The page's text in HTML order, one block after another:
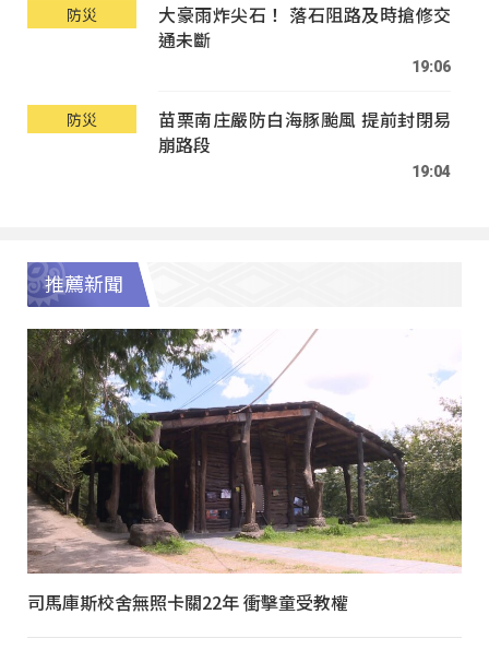
防災
大豪雨炸尖石！ 落石阻路及時搶修交
通未斷
19:06
防災
苗栗南庄嚴防白海豚颱風 提前封閉易
崩路段
19:04
推薦新聞
司馬庫斯校舍無照卡關22年 衝擊童受教權